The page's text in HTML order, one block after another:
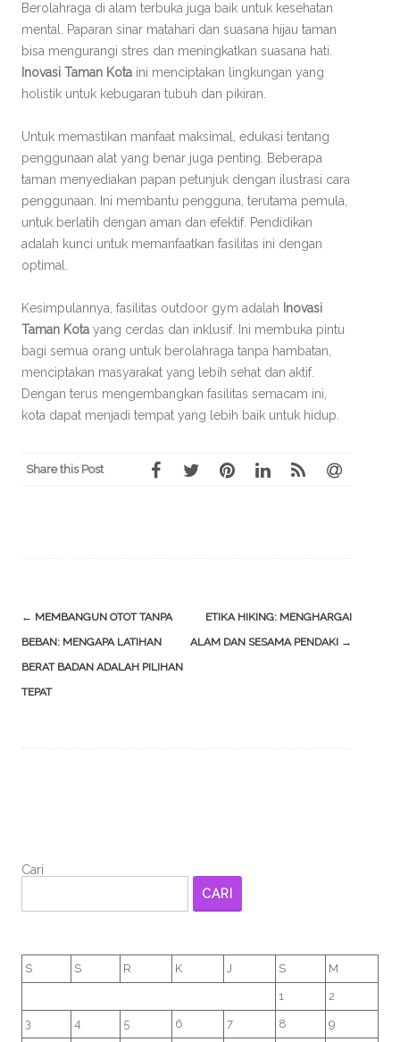
Berolahraga di alam terbuka juga baik untuk kesehatan
mental. Paparan sinar matahari dan suasana hijau taman
bisa mengurangi stres dan meningkatkan suasana hati.
Inovasi Taman Kota ini menciptakan lingkungan yang
holistik untuk kebugaran tubuh dan pikiran.
Untuk memastikan manfaat maksimal, edukasi tentang
penggunaan alat yang benar juga penting. Beberapa
taman menyediakan papan petunjuk dengan ilustrasi cara
penggunaan. Ini membantu pengguna, terutama pemula,
untuk berlatih dengan aman dan efektif. Pendidikan
adalah kunci untuk memanfaatkan fasilitas ini dengan
optimal.
Kesimpulannya, fasilitas outdoor gym adalah Inovasi
Taman Kota yang cerdas dan inklusif. Ini membuka pintu
bagi semua orang untuk berolahraga tanpa hambatan,
menciptakan masyarakat yang lebih sehat dan aktif.
Dengan terus mengembangkan fasilitas semacam ini,
kota dapat menjadi tempat yang lebih baik untuk hidup.
Share this Post
Post
navigation
← MEMBANGUN OTOT TANPA
BEBAN: MENGAPA LATIHAN
BERAT BADAN ADALAH PILIHAN
TEPAT
ETIKA HIKING: MENGHARGAI
ALAM DAN SESAMA PENDAKI →
Cari
CARI
S S R K J S M
1 2
3 4 5 6 7 8 9